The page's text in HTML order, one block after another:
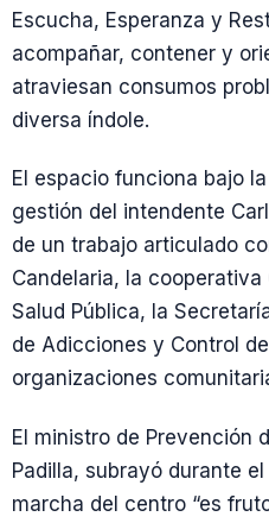
Escucha, Esperanza y
acompañar, contener y
atraviesan consumos
diversa índole.
El espacio funciona bajo
gestión del intendente
de un trabajo articulado
Candelaria, la cooperativa
Salud Pública, la
de Adicciones y Control
organizaciones
El ministro de Prevención
Padilla, subrayó durante
marcha del centro “es